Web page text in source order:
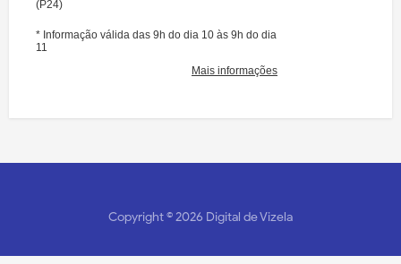
Copyright ©2026 Digital de Vizela